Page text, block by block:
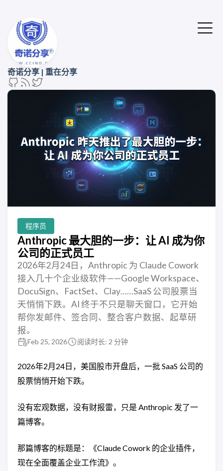
奇诺分享 | 重在分享
程序员
Anthropic 最大胆的一步：让 AI 成为你
公司的正式员工
2026年2月24日，Anthropic 为 Claude Cowork
接入几十个企业级软件——Google Workspace、
DocuSign、FactSet、Clay……SaaS 公司股票当
天悄悄下跌。AI 终于不只是聊天窗口，它开始
帮你发邮件、签合同、整合客户数据、起草研
报。
Feb 25, 2026 阅读时长: 2 分钟
2026年2月24日，美国股市开盘后，一批 SaaS 公司的
股票悄悄开始下跌。
没有宏观数据，没有财报雷，只是 Anthropic 发了一
篇博客。
那篇博客的标题是：《Claude Cowork 的企业插件，
现在全面覆盖企业工作流》。